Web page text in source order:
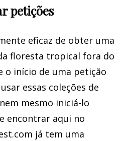
petições
eficaz de obter uma
floresta tropical fora do
o início de uma petição
essas coleções de
mesmo iniciá-lo
encontrar aqui no
já tem uma